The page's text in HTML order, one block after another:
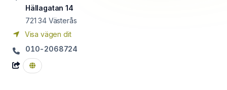
Hällagatan 14
721 34 Västerås
Visa vägen dit
010-2068724